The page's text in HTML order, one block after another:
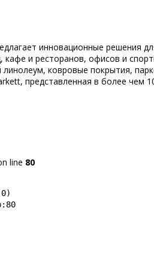
инновационные решения
кафе и ресторанов, офисов и
ковровые покрытия,
представленная в более чем
line 80